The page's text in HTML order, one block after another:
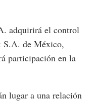
adquirirá el control
S.A. de México,
participación en la
lugar a una relación